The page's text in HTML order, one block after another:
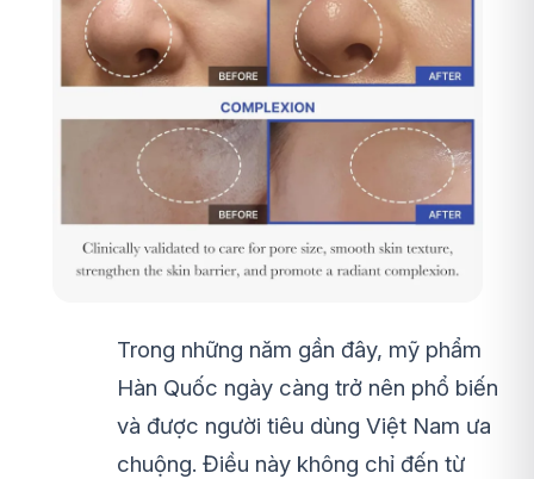
Trong những năm gần đây, mỹ phẩm
Hàn Quốc ngày càng trở nên phổ biến
và được người tiêu dùng Việt Nam ưa
chuộng. Điều này không chỉ đến từ